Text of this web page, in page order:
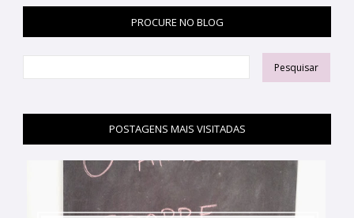
PROCURE NO BLOG
POSTAGENS MAIS VISITADAS